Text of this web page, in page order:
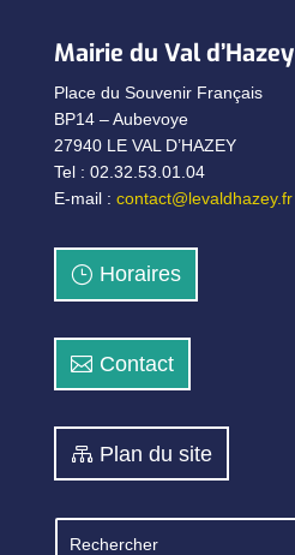
Mairie du Val d’Hazey
Place du Souvenir Français
BP14 – Aubevoye
27940 LE VAL D’HAZEY
Tel : 02.32.53.01.04
E-mail : contact@levaldhazey.fr
Horaires
Contact
Plan du site